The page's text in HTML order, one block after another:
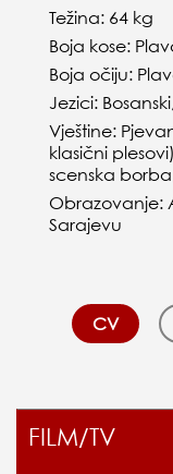
Težina: 64 kg
Boja kose:
Boja očiju:
Jezici:
Vještine:
klasični
scenska
Obrazovanje:
Sarajevu
CV
FILM/TV